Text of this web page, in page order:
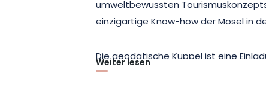
umweltbewussten
einzigartige Know-how der Mosel in
Die geodätische Kuppel ist eine
verbinden. Vom Komfort dieser 3 m
Weiter lesen